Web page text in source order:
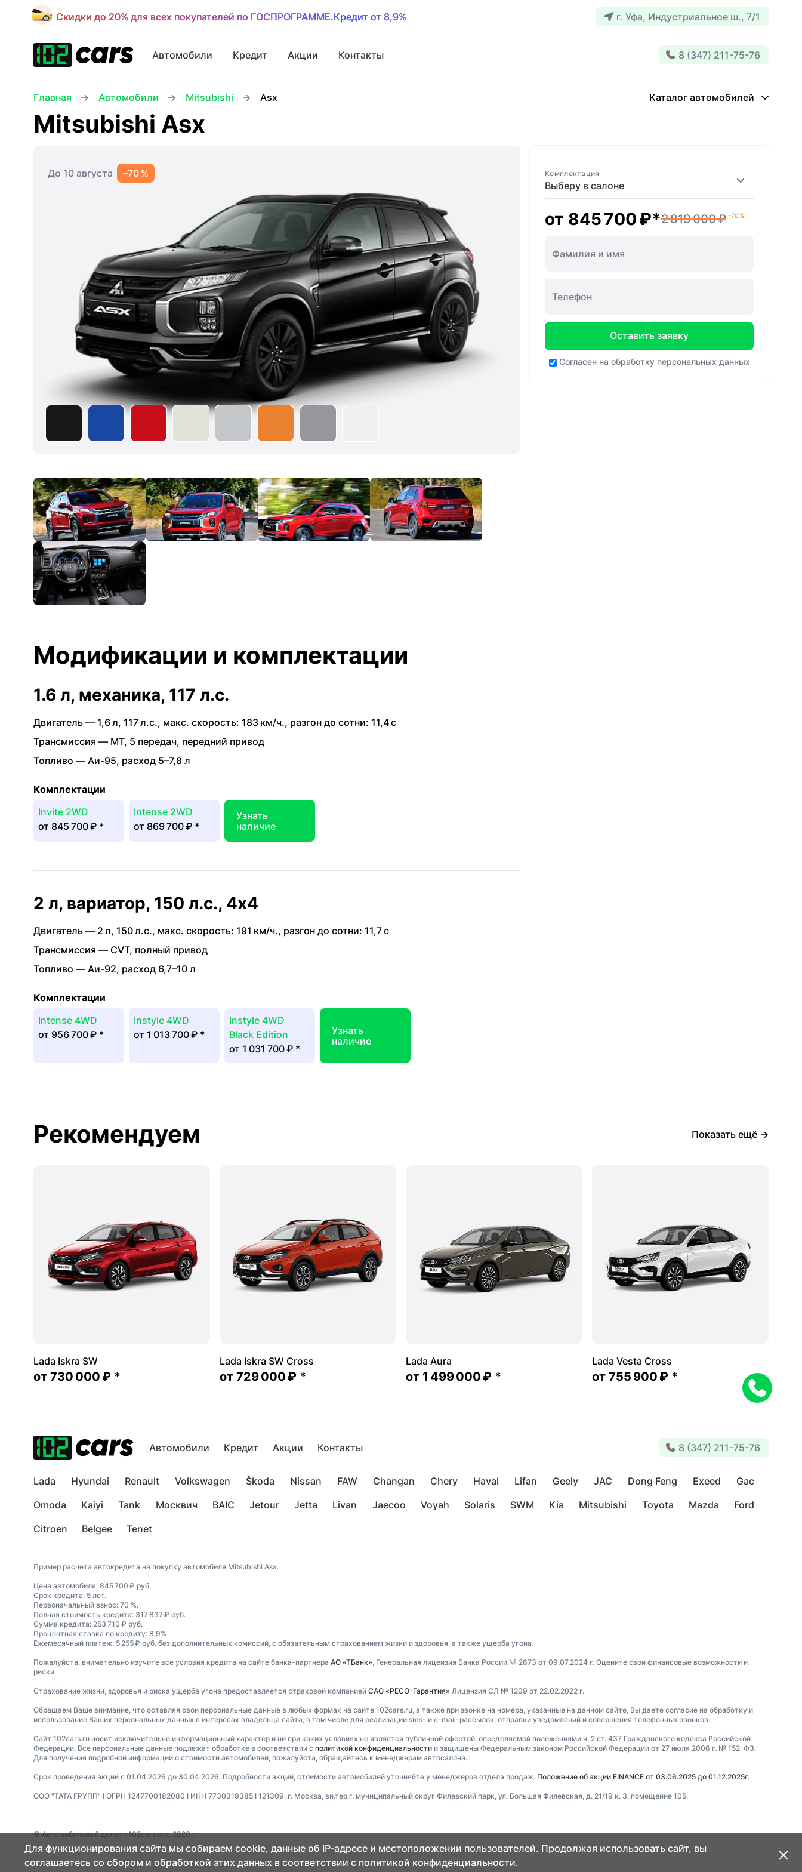
Скидки до 20% для всех покупателей по ГОСПРОГРАММЕ.Кредит от 8,9%
Скидки до 20% для всех покупателей по ГОСПРОГРАММЕ.Кредит от 8,9% г. Уфа, Индустриальное ш., 7/1
Автомобили Кредит Акции Контакты 8 (347) 211-75-76
Главная Автомобили Mitsubishi Asx Каталог автомобилей
Mitsubishi Asx
До 10 августа
–70 %
Выберу в салоне
Комплектация
от 845 700 ₽*2 819 000 ₽ –70 %
Оставить заявку
Согласен на обработку персональных данных
Модификации и комплектации
1.6 л, механика, 117 л.с.
Двигатель — 1,6 л, 117 л.с., макс. скорость: 183 км/ч., разгон до сотни: 11,4 с
Трансмиссия — MT, 5 передач, передний привод
Топливо — Аи-95, расход 5–7,8 л
Комплектации
Invite 2WD
от 845 700 ₽ *
Intense 2WD
от 869 700 ₽ *
Узнать
наличие
2 л, вариатор, 150 л.с., 4x4
Двигатель — 2 л, 150 л.с., макс. скорость: 191 км/ч., разгон до сотни: 11,7 с
Трансмиссия — CVT, полный привод
Топливо — Аи-92, расход 6,7–10 л
Комплектации
Intense 4WD
от 956 700 ₽ *
Instyle 4WD
от 1 013 700 ₽ *
Instyle 4WD
Black Edition
от 1 031 700 ₽ *
Узнать
наличие
Рекомендуем Показать ещё
Lada Iskra SW
от 730 000 ₽ *
Lada Iskra SW Cross
от 729 000 ₽ *
Lada Aura
от 1 499 000 ₽ *
Lada Vesta Cross
от 755 900 ₽ *
Автомобили Кредит Акции Контакты 8 (347) 211-75-76
Lada Hyundai Renault Volkswagen Škoda Nissan FAW Changan Chery Haval Lifan Geely JAC Dong Feng Exeed
Gac
Omoda
Kaiyi Tank Москвич BAIC Jetour Jetta Livan Jaecoo Voyah Solaris SWM Kia Mitsubishi Toyota Mazda
Ford
Citroen
Belgee Tenet
Пример расчета автокредита на покупку автомобиля Mitsubishi Asx.
Цена автомобиля: 845 700 ₽ руб.
Срок кредита: 5 лет.
Первоначальный взнос: 70 %.
Полная стоимость кредита: 317 837 ₽ руб.
Сумма кредита: 253 710 ₽ руб.
Процентная ставка по кредиту: 8,9%
Ежемесячный платеж: 5 255 ₽ руб. без дополнительных комиссий, с обязательным страхованием жизни и здоровья, а также ущерба угона.
Пожалуйста, внимательно изучите все условия кредита на сайте банка-партнера АО «ТБанк», Генеральная лицензия Банка России № 2673 от 09.07.2024 г. Оцените свои финансовые возможности и
риски.
Страхование жизни, здоровья и риска ущерба угона предоставляется страховой компанией САО «РЕСО-Гарантия» Лицензия СЛ № 1209 от 22.02.2022 г.
Обращаем Ваше внимание, что оставляя свои персональные данные в любых формах на сайте 102cars.ru, а также при звонке на номера, указанные на данном сайте, Вы даете согласие на обработку и
использование Ваших персональных данных в интересах владельца сайта, в том числе для реализации sms- и e-mail-рассылок, отправки уведомлений и совершения телефонных звонков.
Сайт 102cars.ru носит исключительно информационный характер и ни при каких условиях не является публичной офертой, определяемой положениями ч. 2 ст. 437 Гражданского кодекса Российской
Федерации. Все персональные данные подлежат обработке в соответствии с политикой конфиденциальности и защищены Федеральным законом Российской Федерации от 27 июля 2006 г. № 152-ФЗ.
Для получения подробной информации о стоимости автомобилей, пожалуйста, обращайтесь к менеджерам автосалона.
Срок проведения акций с 01.04.2026 до 30.04.2026. Подробности акций, стоимости автомобилей уточняйте у менеджеров отдела продаж. Положение об акции FINANCE от 03.06.2025 до 01.12.2025г.
ООО "ТАТА ГРУПП" I ОГРН 1247700182080 I ИНН 7730319385 I 121309, г. Москва, вн.тер.г. муниципальный округ Филевский парк, ул. Большая Филевская, д. 21/19 к. 3, помещение 105.
© Автомобильный дилер «102cars.ru», 2026 г.
Для функционирования сайта мы собираем cookie, данные об IP-адресе и местоположении пользователей. Продолжая использовать сайт, вы
соглашаетесь со сбором и обработкой этих данных в соответствии с политикой конфиденциальности.